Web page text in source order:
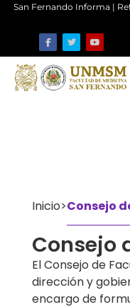
San Fernando Informa |
Inicio>Consejo
Consejo
El Consejo de
dirección y
encargo de